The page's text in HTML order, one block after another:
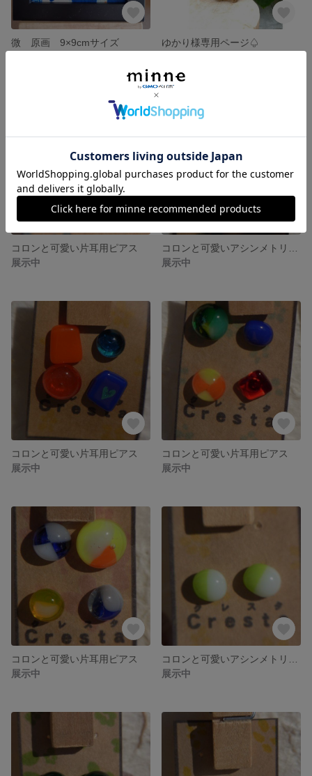
微 原画 9×9cmサイズ
ゆかり様専用ページ♤
コロンと可愛い片耳用ピアス
展示中
展示中
コロンと可愛い片耳用ピアス
展示中
コロンと可愛い片耳用ピアス
展示中
コロンと可愛い片耳用ピアス
展示中
展示中